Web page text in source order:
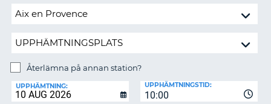
BOKNING
SVERIGE
annan
Återlämna på annan station?
UPPHÄMTNING:
10:00
UPPHÄMTNINGSTID: